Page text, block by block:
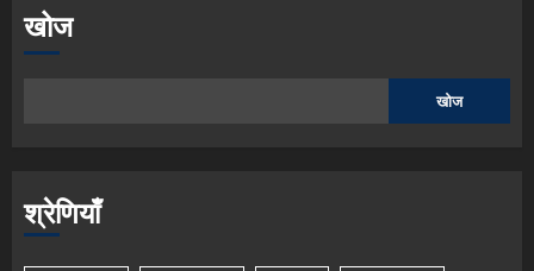
खोज
खोज
श्रेणियाँ